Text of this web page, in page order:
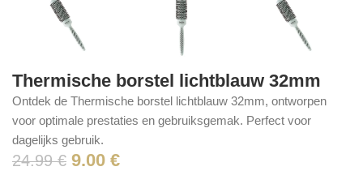
Thermische borstel lichtblauw 32mm
Ontdek de Thermische borstel lichtblauw 32mm, ontworpen
voor optimale prestaties en gebruiksgemak. Perfect voor
dagelijks gebruik.
24.99€ 9.00 €